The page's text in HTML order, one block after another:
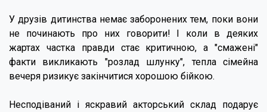
У друзів дитинства немає заборонених тем, поки вони
не починають про них говорити! І коли в деяких
жартах частка правди стає критичною, а "смажені"
факти викликають "розлад шлунку", тепла сімейна
вечеря ризикує закінчитися хорошою бійкою.
Несподіваний і яскравий акторський склад подарує